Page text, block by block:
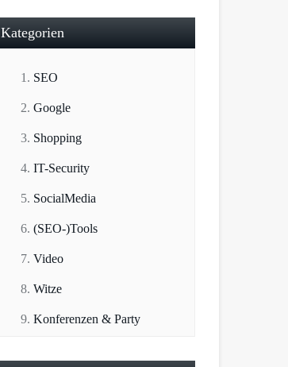
Kategorien
SEO
Google
Shopping
IT-Security
SocialMedia
(SEO-)Tools
Video
Witze
Konferenzen & Party